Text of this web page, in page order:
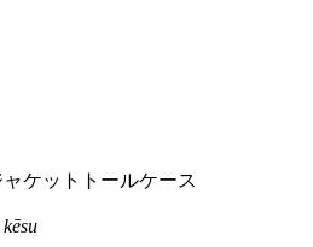
ケットトールケース